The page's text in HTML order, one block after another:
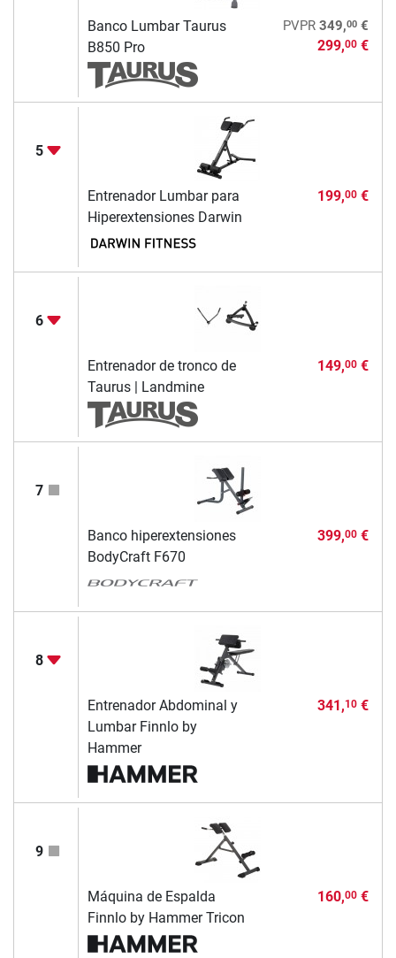
Banco Lumbar Taurus
B850 Pro
PVPR 349,00€
299,00€
5
Entrenador Lumbar para
Hiperextensiones Darwin
199,00€
6
Entrenador de tronco de
Taurus | Landmine
149,00€
7
Banco hiperextensiones
BodyCraft F670
399,00€
8
Entrenador Abdominal y
Lumbar Finnlo by
Hammer
341,10€
9
Máquina de Espalda
Finnlo by Hammer Tricon
160,00€